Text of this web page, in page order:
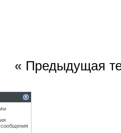
« Предыдущая
сообщения